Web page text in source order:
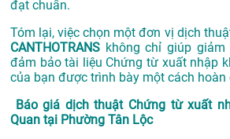
đạt chuẩn.
Tóm lại, việc chọn một đơn vị dịch
CANTHOTRANS không chỉ giúp
đảm bảo tài liệu Chứng từ xuất nhập
của bạn được trình bày một cách
Báo giá dịch thuật Chứng từ xuất
Quan tại Phường Tân Lộc